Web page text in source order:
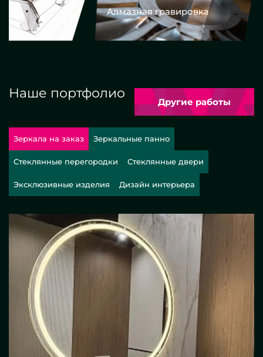
Алмазная гравировка
Наше портфолио
Другие работы
Зеркала на заказ Зеркальные панно
Стеклянные перегородки Стеклянные двери
Эксклюзивные изделия Дизайн интерьера